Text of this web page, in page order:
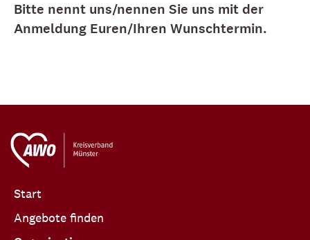
Bitte nennt uns/nennen Sie uns mit der
Anmeldung Euren/Ihren Wunschtermin.
Start
Angebote finden